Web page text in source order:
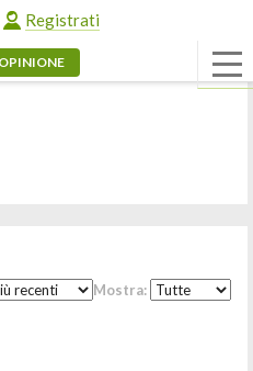
Registrati
Mostra: